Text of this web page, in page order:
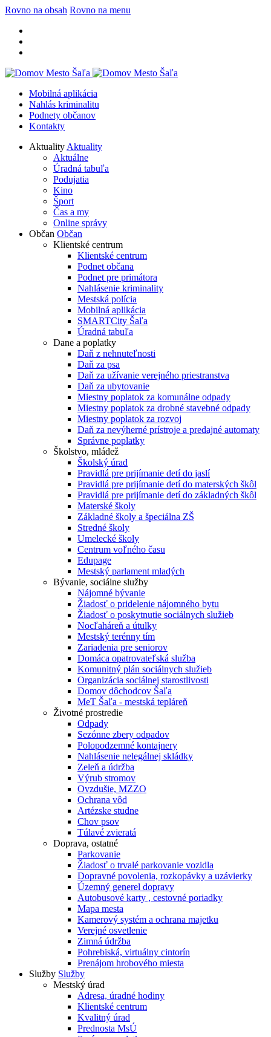
Rovno na obsah Rovno na menu
Mobilná aplikácia
Nahlás kriminalitu
Podnety občanov
Kontakty
Aktuality Aktuality
Aktuálne
Úradná tabuľa
Podujatia
Kino
Šport
Čas a my
Online správy
Občan Občan
Klientské centrum
Klientské centrum
Podnet občana
Podnet pre primátora
Nahlásenie kriminality
Mestská polícia
Mobilná aplikácia
SMARTCity Šaľa
Úradná tabuľa
Dane a poplatky
Daň z nehnuteľnosti
Daň za psa
Daň za užívanie verejného priestranstva
Daň za ubytovanie
Miestny poplatok za komunálne odpady
Miestny poplatok za drobné stavebné odpady
Miestny poplatok za rozvoj
Daň za nevýherné prístroje a predajné automaty
Správne poplatky
Školstvo, mládež
Školský úrad
Pravidlá pre prijímanie detí do jaslí
Pravidlá pre prijímanie detí do materských škôl
Pravidlá pre prijímanie detí do základných škôl
Materské školy
Základné školy a špeciálna ZŠ
Stredné školy
Umelecké školy
Centrum voľného času
Edupage
Mestský parlament mladých
Bývanie, sociálne služby
Nájomné bývanie
Žiadosť o pridelenie nájomného bytu
Žiadosť o poskytnutie sociálnych služieb
Nocľaháreň a útulky
Mestský terénny tím
Zariadenia pre seniorov
Domáca opatrovateľská služba
Komunitný plán sociálnych služieb
Organizácia sociálnej starostlivosti
Domov dôchodcov Šaľa
MeT Šaľa - mestská tepláreň
Životné prostredie
Odpady
Sezónne zbery odpadov
Polopodzemné kontajnery
Nahlásenie nelegálnej skládky
Zeleň a údržba
Výrub stromov
Ovzdušie, MZZO
Ochrana vôd
Artézske studne
Chov psov
Túlavé zvieratá
Doprava, ostatné
Parkovanie
Žiadosť o trvalé parkovanie vozidla
Dopravné povolenia, rozkopávky a uzávierky
Územný generel dopravy
Autobusové karty , cestovné poriadky
Mapa mesta
Kamerový systém a ochrana majetku
Verejné osvetlenie
Zimná údržba
Pohrebiská, virtuálny cintorín
Prenájom hrobového miesta
Služby Služby
Mestský úrad
Adresa, úradné hodiny
Klientské centrum
Kvalitný úrad
Prednosta MsÚ